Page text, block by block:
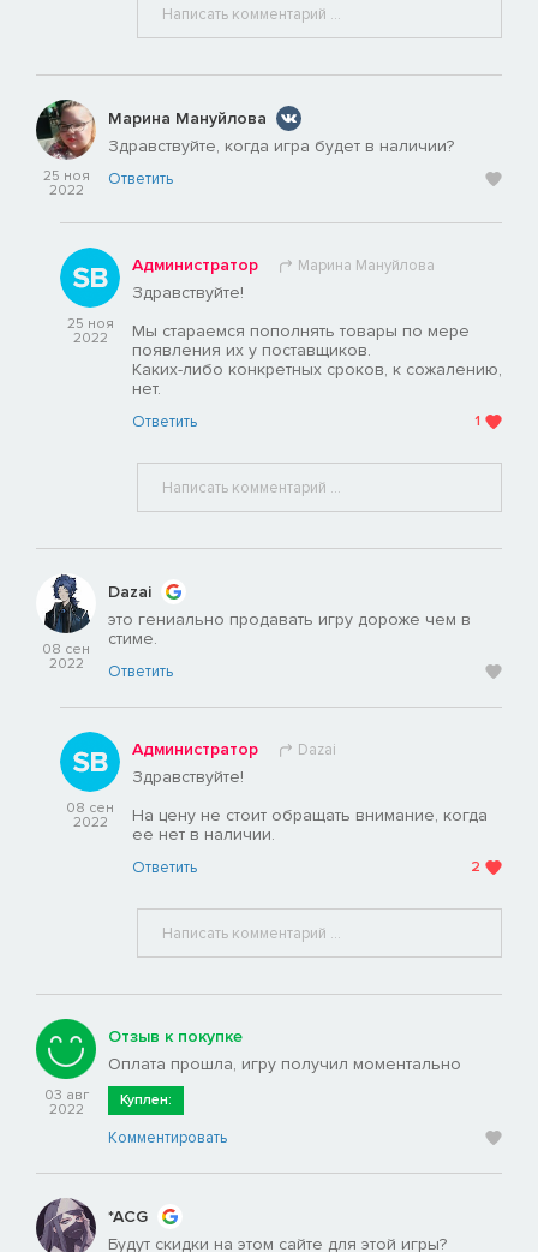
25 ноя
2022
Марина Мануйлова
Здравствуйте, когда игра будет в наличии?
Ответить
25 ноя
2022
Администратор Марина Мануйлова
Здравствуйте!
Мы стараемся пополнять товары по мере
появления их у поставщиков.
Каких-либо конкретных сроков, к сожалению,
нет.
Ответить 1
08 сен
2022
Dazai
это гениально продавать игру дороже чем в
стиме.
Ответить
08 сен
2022
Администратор Dazai
Здравствуйте!
На цену не стоит обращать внимание, когда
ее нет в наличии.
Ответить 2
03 авг
2022
Отзыв к покупке
Оплата прошла, игру получил моментально
Куплен:
Комментировать
*ACG
Будут скидки на этом сайте для этой игры?